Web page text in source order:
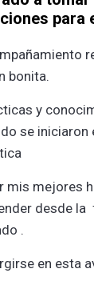
para
bonita.
y
se iniciaron
mis mejores
desde
.
en esta